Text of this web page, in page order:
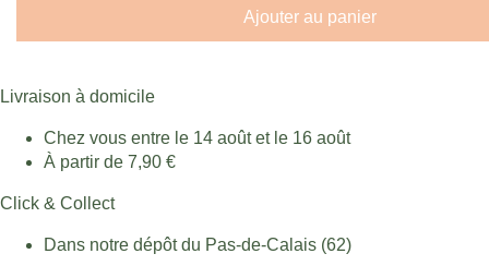
Ajouter au panier
Livraison à domicile
Chez vous entre le 14 août et le 16 août
À partir de 7,90 €
Click & Collect
Dans notre dépôt du Pas-de-Calais (62)